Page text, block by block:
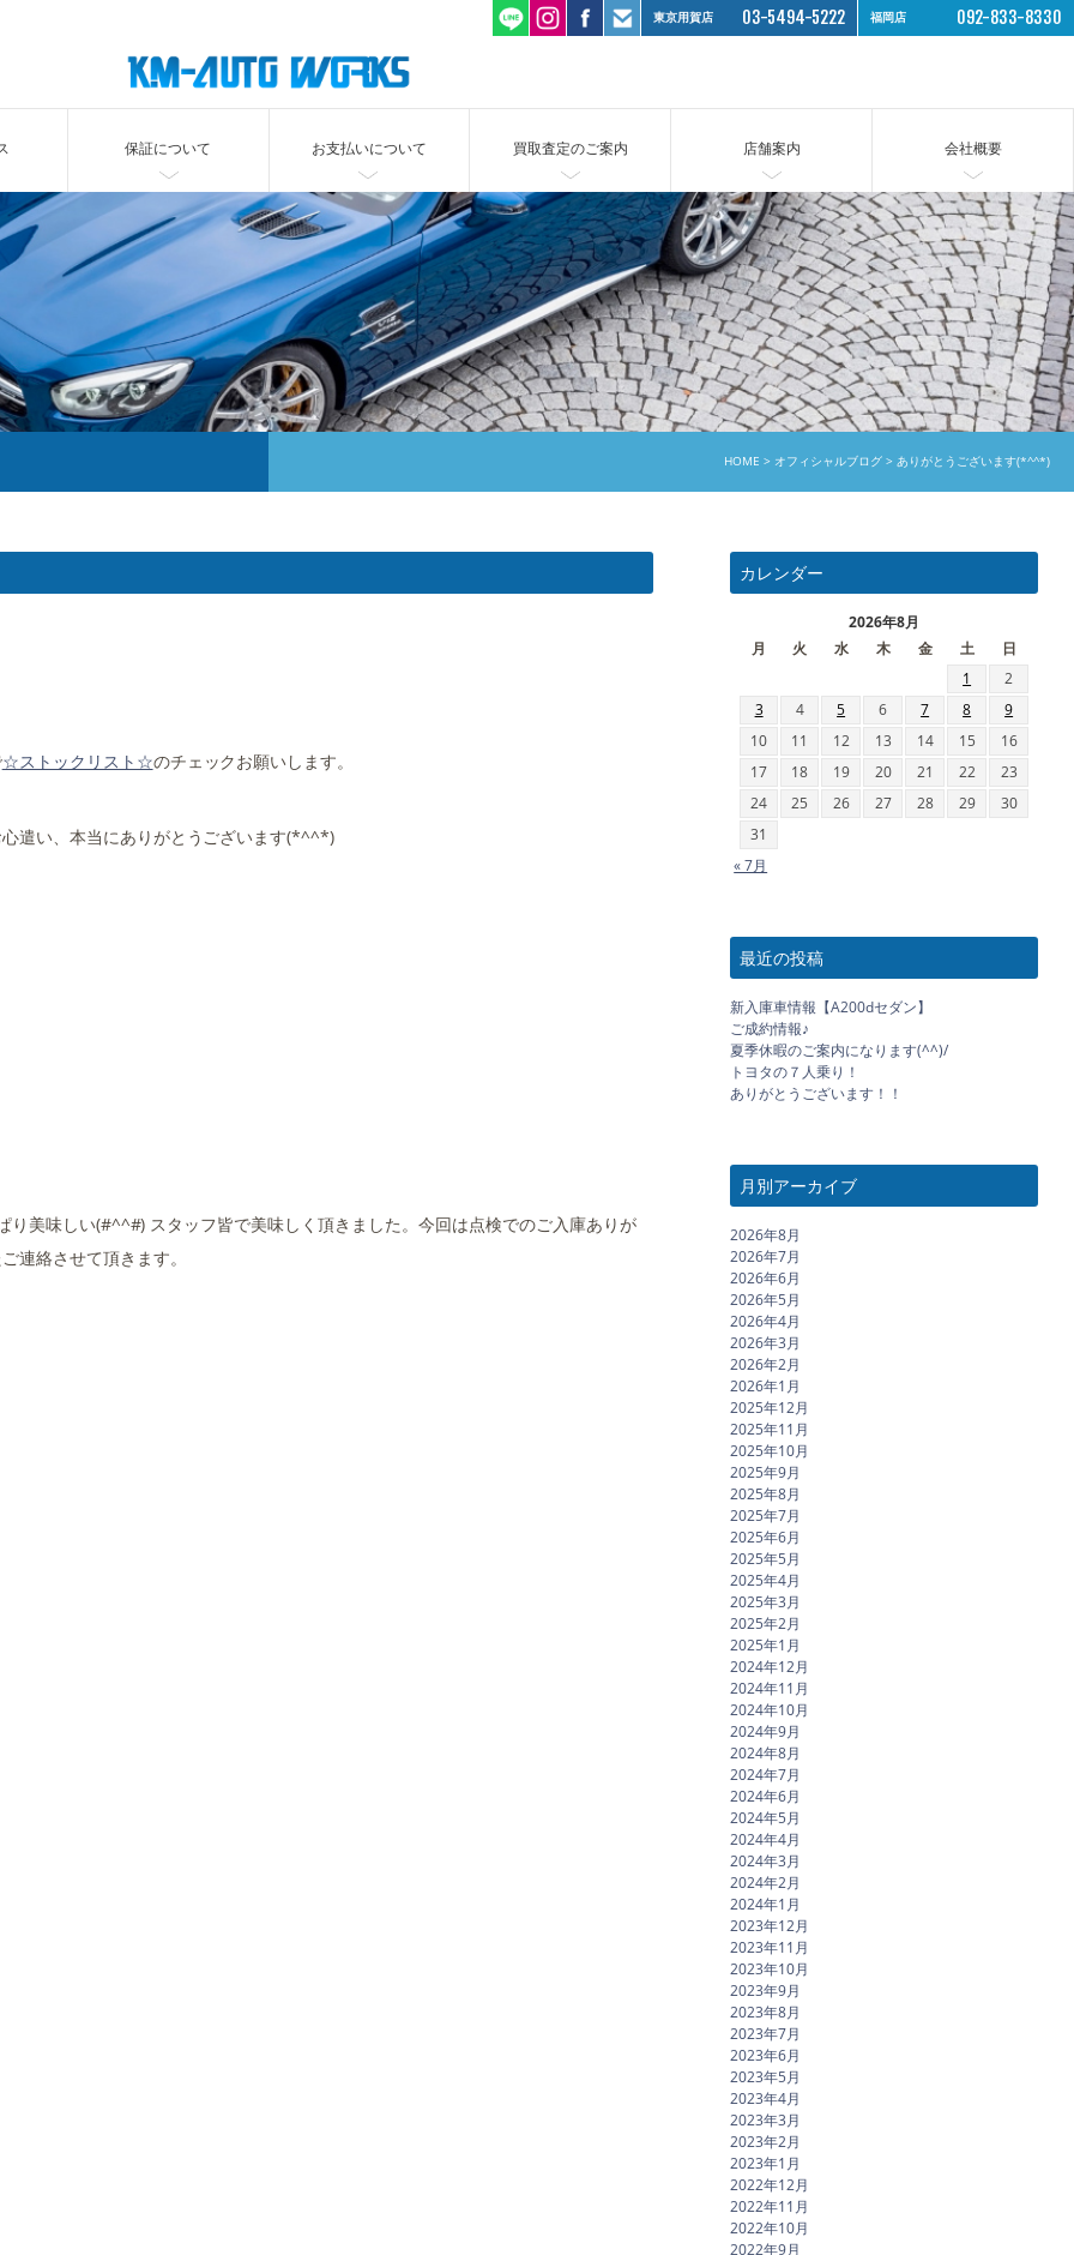
東京用賀店 03-5494-5222 福岡店 092-833-8330
保証について お支払いについて 買取査定のご案内 店舗案内 会社概要
HOME オフィシャルブログ ありがとうございます(*^^*)
☆ストックリスト☆のチェックお願いします。
遣い、本当にありがとうございます(*^^*)
美味しい(#^^#) スタッフ皆で美味しく頂きました。今回は点検でのご入庫ありが
連絡させて頂きます。
カレンダー
2026年8月
月
火 水 木 金 土
日
1
2
3
4 5 6 7 8
9
10
11 12 13 14 15
16
17
18 19 20 21 22
23
24
25 26 27 28 29
30
31
« 7月
最近の投稿
新入庫車情報【A200dセダン】
ご成約情報♪
夏季休暇のご案内になります(^^)/
トヨタの７人乗り！
ありがとうございます！！
月別アーカイブ
2026年8月
2026年7月
2026年6月
2026年5月
2026年4月
2026年3月
2026年2月
2026年1月
2025年12月
2025年11月
2025年10月
2025年9月
2025年8月
2025年7月
2025年6月
2025年5月
2025年4月
2025年3月
2025年2月
2025年1月
2024年12月
2024年11月
2024年10月
2024年9月
2024年8月
2024年7月
2024年6月
2024年5月
2024年4月
2024年3月
2024年2月
2024年1月
2023年12月
2023年11月
2023年10月
2023年9月
2023年8月
2023年7月
2023年6月
2023年5月
2023年4月
2023年3月
2023年2月
2023年1月
2022年12月
2022年11月
2022年10月
2022年9月